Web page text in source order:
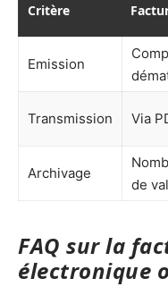
Critère
Emission
Transmission Via
Archivage
de
FAQ sur la
électronique